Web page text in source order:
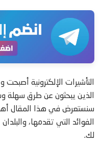
التأشيرات الإلكترونية
الذين يبحثون عن طرق سهلة
سنستعرض في هذا المقال أهم
الفوائد التي تقدمها،
لك.